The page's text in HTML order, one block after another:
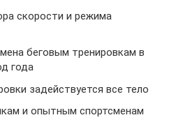
скорости и режима
беговым тренировкам в
года
задействуется все тело
и опытным спортсменам